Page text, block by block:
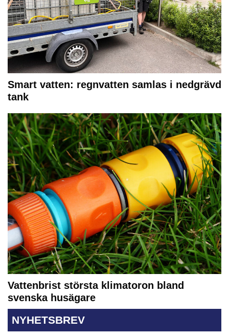
Smart vatten: regnvatten samlas i nedgrävd
tank
Vattenbrist största klimatoron bland
svenska husägare
NYHETSBREV